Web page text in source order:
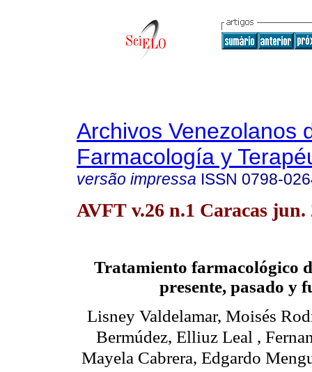
Archivos Venezolanos
Farmacología y
versão impressa ISSN 0798-
AVFT v.26 n.1 Caracas jun.
Tratamiento farmacológico
presente, pasado y
Lisney Valdelamar, Moisés
Bermúdez, Elliuz Leal ,
Mayela Cabrera, Edgardo